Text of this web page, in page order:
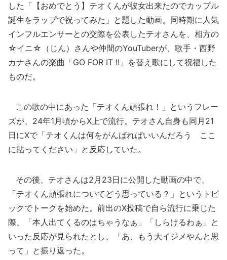
した「【おめでとう】テオくんが彼女出来たのでカップル
誕生をラップで祝ってみた」と題した動画。同時期に人気
インフルエンサーとの交際を公表したテオさんを、相方の
☆イニ☆（じん）さんや仲間のYouTuberが、歌手・西野
カナさんの楽曲「GO FOR IT !!」を替え歌にして祝福した
ものだ。
この歌の中にあった「テオくん頑張れ！」というフレー
ズが、24年1月頃からX上で流行。テオさん自身も同月21
日にXで「テオくんは何をがんばればいいんだろう ここ
に貼ってください」と反応していた。
その後、テオさんは2月23日に公開した動画の中で、
「テオくん頑張れについてどう思っている？」というトピ
ックでトークを始めた。前出のX投稿で自ら流行に乗じた
際、「本人出てくるのはちゃうなぁ」「しらけるわぁ」と
いった反応が見られたとし、「あ、もう大イジメやんと思
って」と振り返った。